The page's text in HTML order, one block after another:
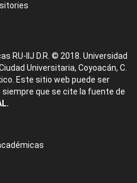
RU-IIJ D.R. © 2018. Universidad
Universitaria, Coyoacán, C.
Este sitio web puede ser
que se cite la fuente de